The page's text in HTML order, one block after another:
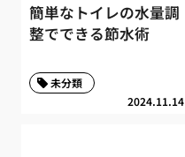
簡単なトイレの水量調
整でできる節水術
2024.11.14
未分類